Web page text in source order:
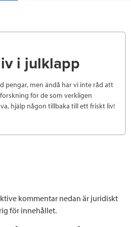
i julklapp
pengar, men ändå har vi inte råd att
för de som verkligen
hjälp någon tillbaka till ett friskt liv!
kommentar nedan är juridiskt
för innehållet.